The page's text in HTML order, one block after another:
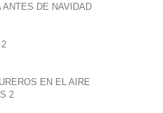
DE NAVIDAD
EN EL AIRE
2